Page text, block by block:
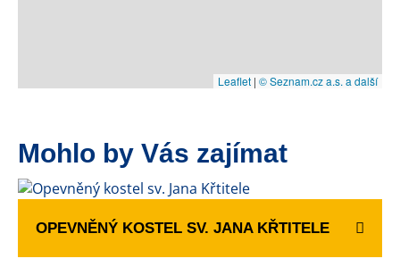
Leaflet | © Seznam.cz a.s. a další
Mohlo by Vás zajímat
OPEVNĚNÝ KOSTEL SV. JANA KŘTITELE